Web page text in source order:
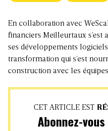
En collaboration avec
financiers Meilleurtaux s’est
ses développements
transformation qui s’est
construction avec les équipes
CET ARTICLE EST
Abonnez-